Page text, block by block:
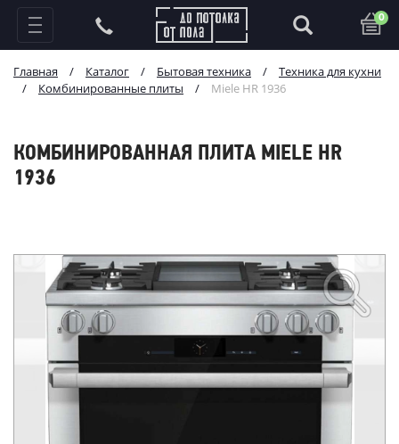
0
Главная / Каталог / Бытовая техника /
Техника для кухни
/
Комбинированные плиты / Miele HR 1936
КОМБИНИРОВАННАЯ ПЛИТА MIELE HR
1936